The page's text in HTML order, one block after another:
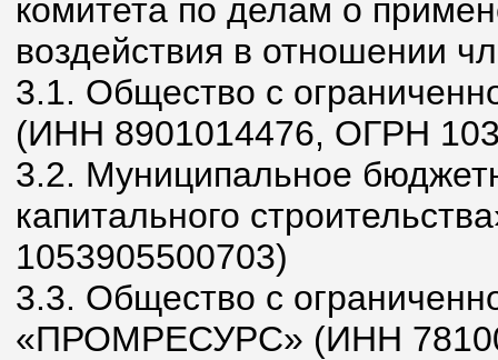
комитета по делам о
воздействия в отношении
3.1. Общество с
(ИНН 8901014476, ОГРН
3.2. Муниципальное
капитального
1053905500703)
3.3. Общество с
«ПРОМРЕСУРС» (ИНН